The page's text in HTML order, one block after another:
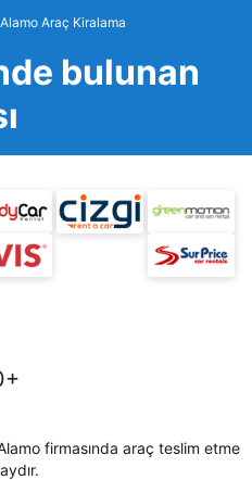
Alamo Araç Kiralama
bulunan
firmasında araç teslim etme